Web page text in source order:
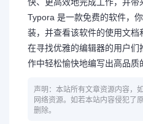
Typora 是一款免费的软件，
装，并查看该软件的使用文
在寻找优雅的编辑器的用户
作中轻松愉快地编写出高品质
声明：本站所有文章资源内容，
网络资源。如若本站内容侵犯了
删除。